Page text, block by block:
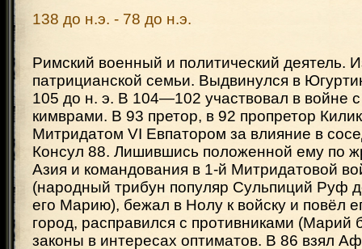
138 до н.э. - 78 до н.э.
Римский военный и политический деятель.
патрицианской семьи. Выдвинулся в
105 до н. э. В 104—102 участвовал в войне
кимврами. В 93 претор, в 92 пропретор
Митридатом VI Евпатором за влияние в
Консул 88. Лишившись положенной ему по
Азия и командования в 1-й Митридатовой
(народный трибун популяр Сульпиций Руф
его Марию), бежал в Нолу к войску и повёл
город, расправился с противниками (Марий
законы в интересах оптиматов. В 86 взял